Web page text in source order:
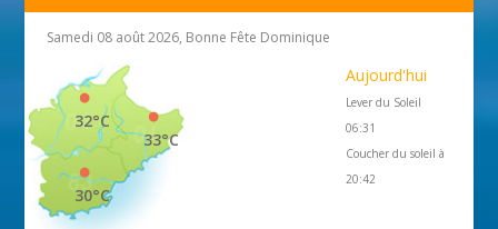
Samedi 08 août 2026, Bonne Fête Dominique
33°C
32°C
30°C
Aujourd'hui
Lever du Soleil
06:31
Coucher du soleil à
20:42